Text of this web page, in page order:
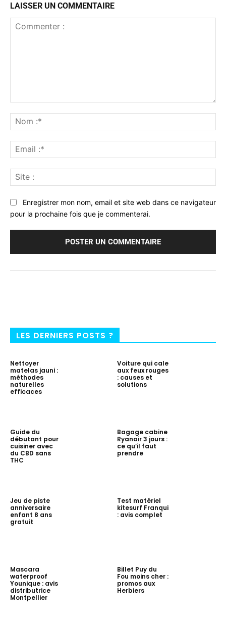
LAISSER UN COMMENTAIRE
:*
:*
:
Enregistrer mon nom, email et site web dans ce navigateur
pour la prochaine fois que je commenterai.
LES DERNIERS POSTS ?
Nettoyer
matelas jauni :
méthodes
naturelles
efficaces
Voiture qui cale
aux feux rouges
: causes et
solutions
Guide du
débutant pour
cuisiner avec
du CBD sans
THC
Bagage cabine
Ryanair 3 jours :
ce qu’il faut
prendre
Jeu de piste
anniversaire
enfant 8 ans
gratuit
Test matériel
kitesurf Franqui
: avis complet
Mascara
waterproof
Younique : avis
distributrice
Montpellier
Billet Puy du
Fou moins cher :
promos aux
Herbiers